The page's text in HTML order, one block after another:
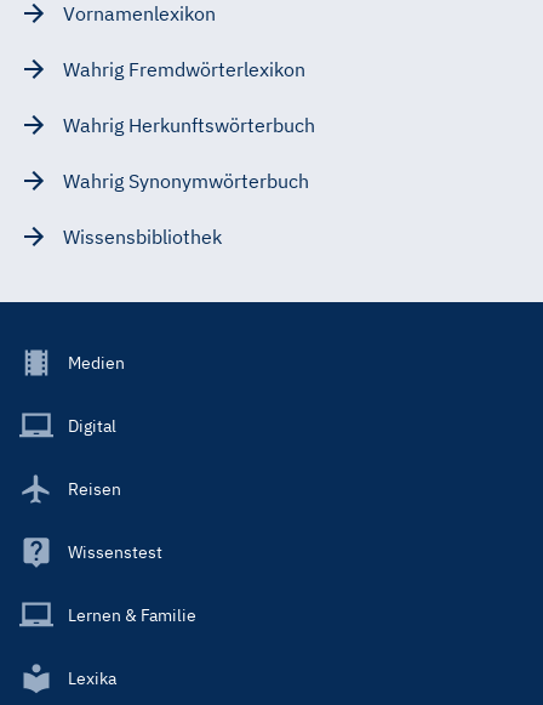
Vornamenlexikon
Wahrig Fremdwörterlexikon
Wahrig Herkunftswörterbuch
Wahrig Synonymwörterbuch
Wissensbibliothek
Footer
Main
Medien
Digital
Reisen
Wissenstest
Lernen & Familie
Lexika